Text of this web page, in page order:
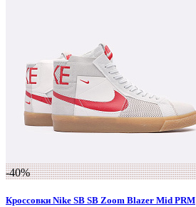
-40%
Кроссовки Nike SB SB Zoom Blazer Mid PRM